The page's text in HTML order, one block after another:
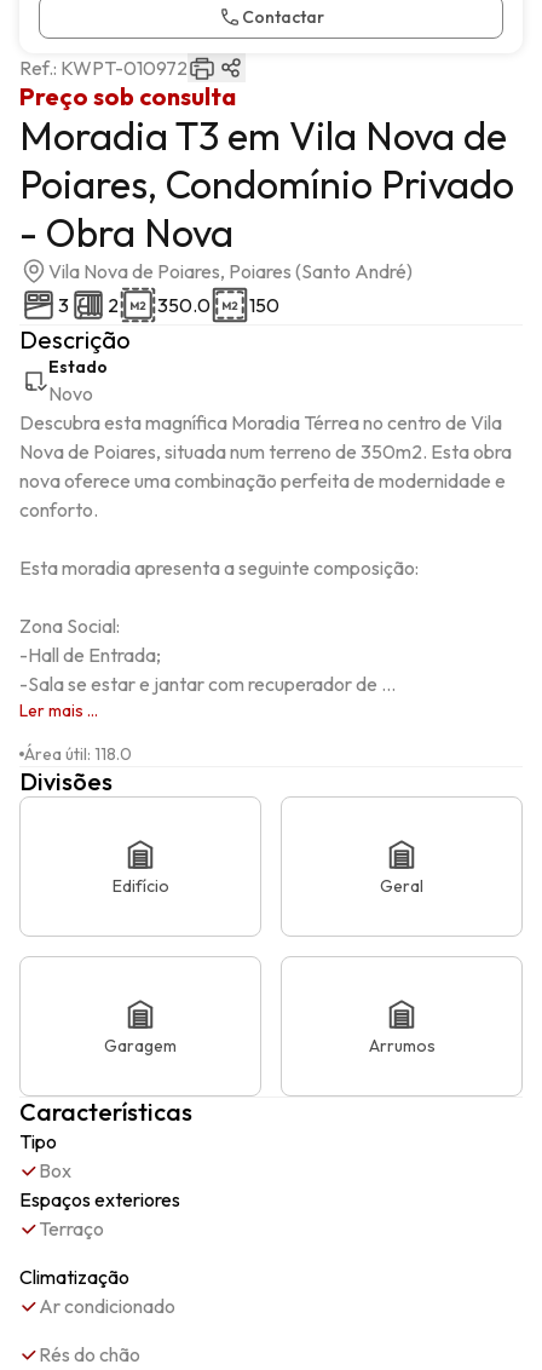
Contactar
Preço sob consulta
Ref.: KWPT-010972
Moradia T3 em Vila Nova de
Poiares, Condomínio Privado
- Obra Nova
Vila Nova de Poiares, Poiares (Santo André)
3
2 350.0 150
Descrição
Estado
Novo
Descubra esta magnífica Moradia Térrea no centro de Vila
Nova de Poiares, situada num terreno de 350m2. Esta obra
nova oferece uma combinação perfeita de modernidade e
conforto.
Esta moradia apresenta a seguinte composição:
Zona Social:
-Hall de Entrada;
-Sala se estar e jantar com recuperador de ...
Ler mais ...
Área útil: 118.0
Divisões
Edifício Geral
Garagem Arrumos
Características
Tipo
Box
Espaços exteriores
Terraço
Climatização
Ar condicionado
Rés do chão